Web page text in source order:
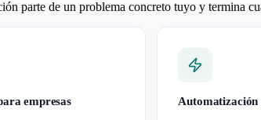
parte de un problema concreto tuyo y termina
empresas Automatización